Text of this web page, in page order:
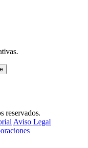
reservados.
Aviso Legal